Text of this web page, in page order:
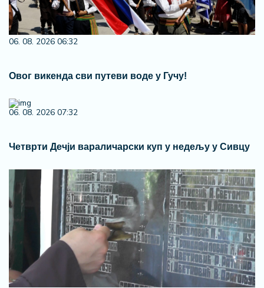
06. 08. 2026 06:32
Овог викенда сви путеви воде у Гучу!
06. 08. 2026 07:32
Четврти Дечји вараличарски куп у недељу у Сивцу